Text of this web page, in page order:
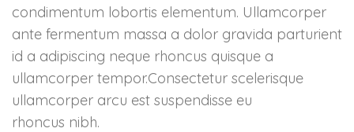
Når du eventuelt har
brukt store summer
for utvikling av din
nettbutikk og føler at
du begyner å bli
condimentum lobortis elementum. Ullamcorper
ante fermentum massa a dolor gravida parturient
id a adipiscing neque rhoncus quisque a
ullamcorper tempor.Consectetur scelerisque
ullamcorper arcu est suspendisse eu
rhoncus nibh.